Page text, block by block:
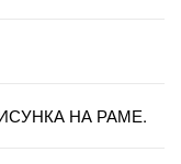
НА РАМЕ.